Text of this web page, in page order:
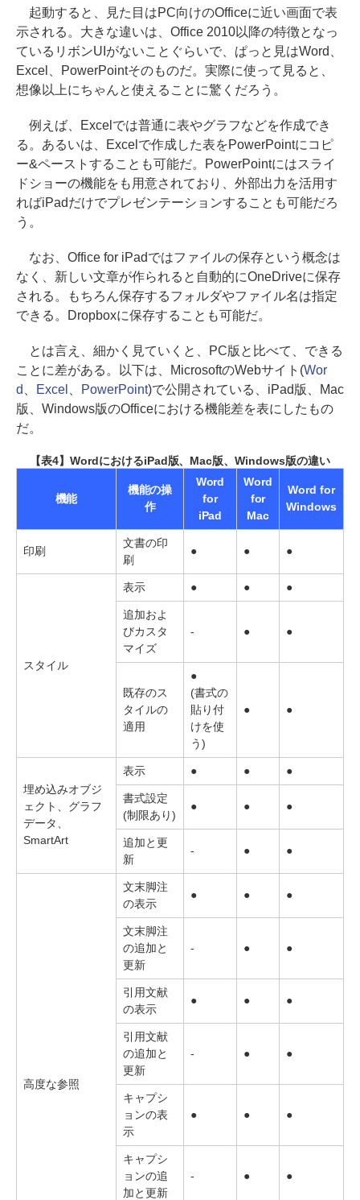
起動すると、見た目はPC向けのOfficeに近い画面で表
示される。大きな違いは、Office 2010以降の特徴となっ
ているリボンUIがないことぐらいで、ぱっと見はWord、
Excel、PowerPointそのものだ。実際に使って見ると、
想像以上にちゃんと使えることに驚くだろう。
例えば、Excelでは普通に表やグラフなどを作成でき
る。あるいは、Excelで作成した表をPowerPointにコピ
ー&ペーストすることも可能だ。PowerPointにはスライ
ドショーの機能をも用意されており、外部出力を活用す
ればiPadだけでプレゼンテーションすることも可能だろ
う。
なお、Office for iPadではファイルの保存という概念は
なく、新しい文章が作られると自動的にOneDriveに保存
される。もちろん保存するフォルダやファイル名は指定
できる。Dropboxに保存することも可能だ。
とは言え、細かく見ていくと、PC版と比べて、できる
ことに差がある。以下は、MicrosoftのWebサイト(Wor
d
Excel PowerPoint)で公開されている、iPad版、Mac
版、Windows版のOfficeにおける機能差を表にしたもの
だ。
【表4】WordにおけるiPad版、Mac版、Windows版の違い
機能
機能の操
作
Word
for
iPad
Word
for
Mac
Word for
Windows
印刷
文書の印
刷
● ● ●
スタイル
表示 ● ● ●
追加およ
びカスタ
マイズ
- ● ●
既存のス
タイルの
適用
●
(書式の
貼り付
けを使
う)
● ●
埋め込みオブジ
ェクト、グラフ
データ、
SmartArt
表示 ● ● ●
書式設定
(制限あり)
● ● ●
追加と更
新
- ● ●
高度な参照
文末脚注
の表示
● ● ●
文末脚注
の追加と
更新
- ● ●
引用文献
の表示
● ● ●
引用文献
の追加と
更新
- ● ●
キャプシ
ョンの表
示
● ● ●
キャプシ
ョンの追
加と更新
- ● ●